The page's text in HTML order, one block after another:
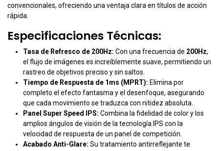
convencionales, ofreciendo una ventaja clara en títulos de acción
rápida.
Especificaciones Técnicas:
Tasa de Refresco de 200Hz: Con una frecuencia de 200Hz,
el flujo de imágenes es increíblemente suave, permitiendo un
rastreo de objetivos preciso y sin saltos.
Tiempo de Respuesta de 1ms (MPRT): Elimina por
completo el efecto fantasma y el desenfoque, asegurando
que cada movimiento se traduzca con nitidez absoluta.
Panel Super Speed IPS: Combina la fidelidad de color y los
amplios ángulos de visión de la tecnología IPS con la
velocidad de respuesta de un panel de competición.
Acabado Anti-Glare: Su tratamiento antirreflejante te